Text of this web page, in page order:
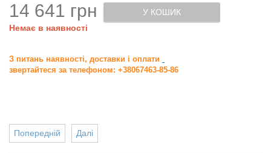
14 641 грн
Немає в наявності
У КОШИК
З питань наявності, доставки і оплати
звертайтеся за телефоном: +38067463-85-86
Далі
Попередній